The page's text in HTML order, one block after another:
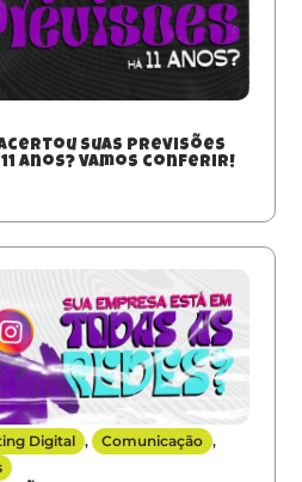
acertou suas previsões
anos? Vamos conferir!
Digital , Comunicação ,